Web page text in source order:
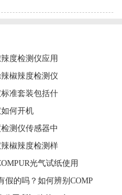
度检测仪应用
椒辣度检测仪
准套装包括什
何开机
测仪传感器中
椒辣度检测样
光气试纸使用
假的吗？如何辨别COMP